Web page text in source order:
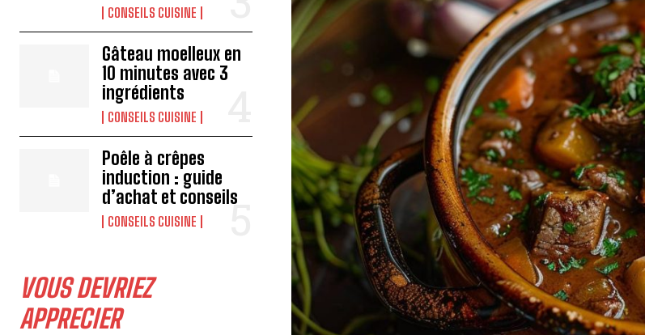
CONSEILS CUISINE
Gâteau moelleux en
10 minutes avec 3
ingrédients
CONSEILS CUISINE
Poêle à crêpes
induction : guide
d’achat et conseils
CONSEILS CUISINE
VOUS DEVRIEZ
APPRECIER